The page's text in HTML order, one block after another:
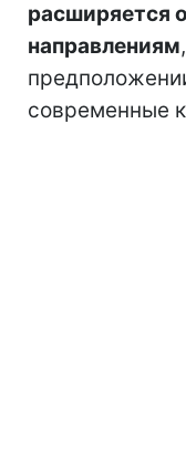
расширяется
направлениям
современные